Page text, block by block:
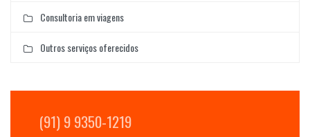
Consultoria em viagens
Outros serviços oferecidos
(91) 9 9350-1219